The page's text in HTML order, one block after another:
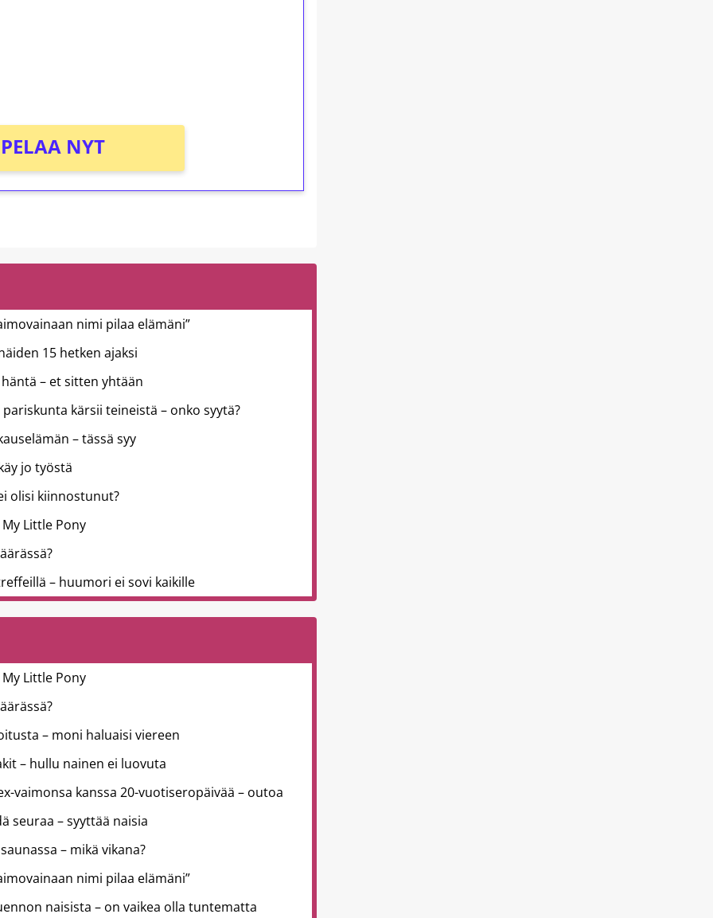
PELAA NYT
nimi pilaa elämäni”
15 hetken ajaksi
– et sitten yhtään
kärsii teineistä – onko syytä?
– tässä syy
jo työstä
olisi kiinnostunut?
Little Pony
– huumori ei sovi kaikille
Little Pony
– moni haluaisi viereen
– hullu nainen ei luovuta
vaimonsa kanssa 20-vuotiseropäivää – outoa
seuraa – syyttää naisia
– mikä vikana?
nimi pilaa elämäni”
naisista – on vaikea olla tuntematta